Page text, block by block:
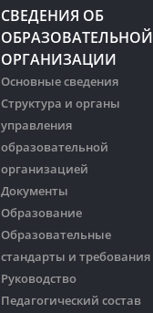
СВЕДЕНИЯ ОБ
ОБРАЗОВАТЕЛЬНОЙ
ОРГАНИЗАЦИИ
Основные сведения
Структура и органы
управления
образовательной
организацией
Документы
Образование
Образовательные
стандарты и требования
Руководство
Педагогический состав